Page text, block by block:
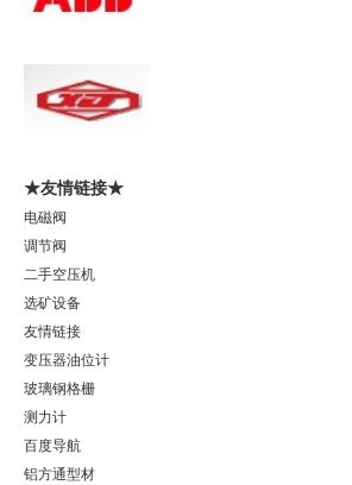
★友情链接★
电磁阀
调节阀
二手空压机
选矿设备
友情链接
变压器油位计
玻璃钢格栅
测力计
百度导航
铝方通型材